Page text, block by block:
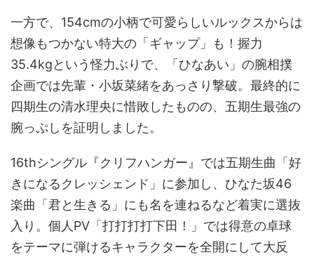
一方で、154cmの小柄で可愛らしいルックスからは
想像もつかない特大の「ギャップ」も！握力
35.4kgという怪力ぶりで、「ひなあい」の腕相撲
企画では先輩・小坂菜緒をあっさり撃破。最終的に
四期生の清水理央に惜敗したものの、五期生最強の
腕っぷしを証明しました。
16thシングル『クリフハンガー』では五期生曲「好
きになるクレッシェンド」に参加し、ひなた坂46
楽曲「君と生きる」にも名を連ねるなど着実に選抜
入り。個人PV「打打打打下田！」では得意の卓球
をテーマに弾けるキャラクターを全開にして大反